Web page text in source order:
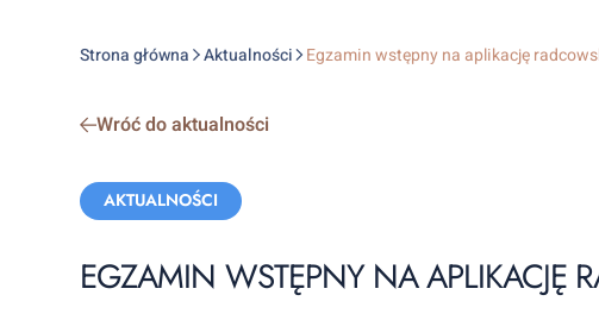
Strona główna Aktualności Egzamin wstępny na aplikację
Wróć do aktualności
Categories:
AKTUALNOŚCI
EGZAMIN WSTĘPNY NA APLIKACJĘ